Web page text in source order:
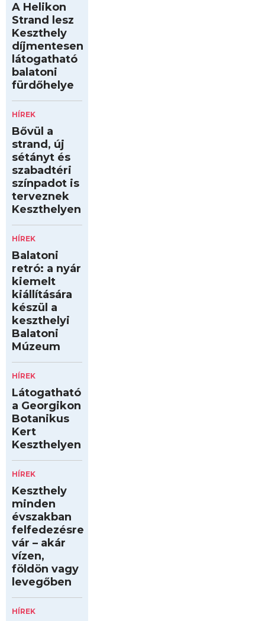
A Helikon
Strand lesz
Keszthely
díjmentesen
látogatható
balatoni
fürdőhelye
HÍREK
Bővül a
strand, új
sétányt és
szabadtéri
színpadot is
terveznek
Keszthelyen
HÍREK
Balatoni
retró: a nyár
kiemelt
kiállítására
készül a
keszthelyi
Balatoni
Múzeum
HÍREK
Látogatható
a Georgikon
Botanikus
Kert
Keszthelyen
HÍREK
Keszthely
minden
évszakban
felfedezésre
vár – akár
vízen,
földön vagy
levegőben
HÍREK